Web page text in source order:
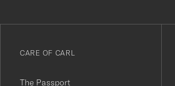
till
nyhetsbrev!
CARE OF CARL
The Passport